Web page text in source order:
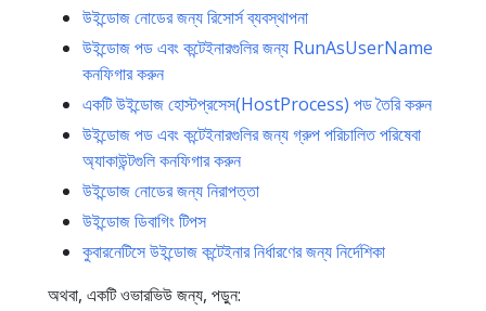
উইন্ডোজ নোডের জন্য রিসোর্স ব্যবস্থাপনা
উইন্ডোজ পড এবং কন্টেইনারগুলির জন্য RunAsUserName
কনফিগার করুন
একটি উইন্ডোজ হোস্টপ্রসেস(HostProcess) পড তৈরি করুন
উইন্ডোজ পড এবং কন্টেইনারগুলির জন্য গ্রুপ পরিচালিত পরিষেবা
অ্যাকাউন্টগুলি কনফিগার করুন
উইন্ডোজ নোডের জন্য নিরাপত্তা
উইন্ডোজ ডিবাগিং টিপস
কুবারনেটিসে উইন্ডোজ কন্টেইনার নির্ধারণের জন্য নির্দেশিকা
অথবা, একটি ওভারভিউ জন্য, পড়ুন: